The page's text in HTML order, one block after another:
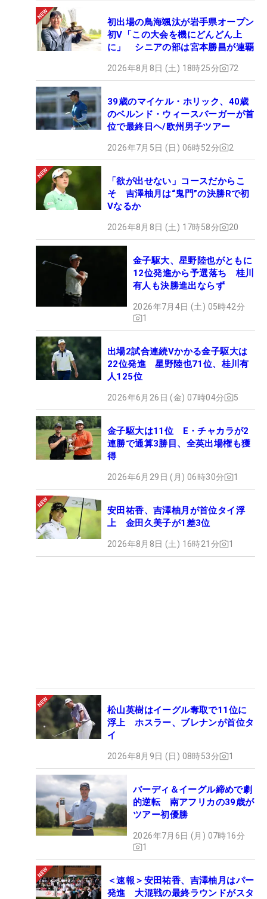
ので、トレーニングをしない日は少し変な感じがし
て…。帰ってきてからもトレーニングと練習は大事
にできました」
今回の合宿は、中島のフィジカル面を鍛えただけで
なく、人間関係なども学ぶことができた、刺激のあ
る時間になったようだ。帰国してからもトレーニン
グと練習を欠かさずに行ったという。この単独取材
今週の25日（木）から開催される「ラアス・アル・
ハイマ選手権」（アラブ首長国連邦）で今季初戦を
迎える。来季から「アメリカで戦う」という目標を
掲げ、欧州ツアーでポイントランキングトップ10入
りを目指していく。（文・高木彩音）
初出場の鳥海颯汰が岩手県オープン
初V「この大会を機にどんどん上
に」 シニアの部は宮本勝昌が連覇
2026年8月8日 (土) 18時25分 72
39歳のマイケル・ホリック、40歳
のベルンド・ウィースバーガーが首
位で最終日ヘ/欧州男子ツアー
2026年7月5日 (日) 06時52分 2
「欲が出せない」コースだからこ
そ 吉澤柚月は“鬼門”の決勝Rで初
Vなるか
2026年8月8日 (土) 17時58分 20
金子駆大、星野陸也がともに
12位発進から予選落ち 桂川
有人も決勝進出ならず
2026年7月4日 (土) 05時42分
1
出場2試合連続Vかかる金子駆大は
22位発進 星野陸也71位、桂川有
人125位
2026年6月26日 (金) 07時04分 5
金子駆大は11位 E・チャカラが2
連勝で通算3勝目、全英出場権も獲
得
2026年6月29日 (月) 06時30分 1
安田祐香、吉澤柚月が首位タイ浮
上 金田久美子が1差3位
2026年8月8日 (土) 16時21分 1
松山英樹はイーグル奪取で11位に
浮上 ホスラー、ブレナンが首位タ
イ
2026年8月9日 (日) 08時53分 1
バーディ＆イーグル締めで劇
的逆転 南アフリカの39歳が
ツアー初優勝
2026年7月6日 (月) 07時16分
1
＜速報＞安田祐香、吉澤柚月はパー
発進 大混戦の最終ラウンドがスタ